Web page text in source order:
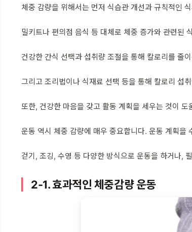
체중 감량을 위해서는 먼저 식습관 개선과 규칙적인
밀키트나 편의점 음식 등 대체로 체중 증가와 관련된
건강한 간식 선택과 섭취량 조절을 통해 칼로리를 줄
그리고 조리법이나 식재료 선택 등을 통해 칼로리 섭
또한, 건강한 마음을 갖고 활동 계획을 세우는 것이 도
운동 역시 체중 감량에 매우 중요합니다. 운동 계획을
걷기, 조깅, 수영 등 다양한 방식으로 운동을 하거나,
2-1. 효과적인 체중감량 운동